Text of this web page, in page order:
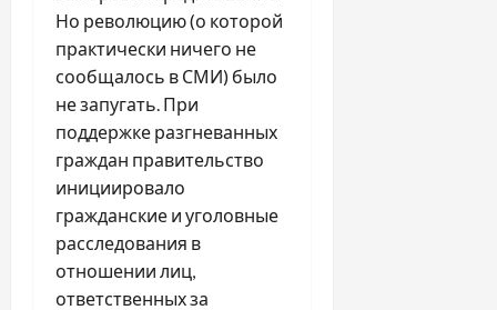
Но революцию (о которой
практически ничего не
сообщалось в СМИ) было
не запугать. При
поддержке разгневанных
граждан правительство
инициировало
гражданские и уголовные
расследования в
отношении лиц,
ответственных за